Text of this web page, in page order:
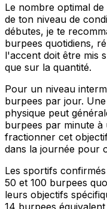
Le nombre optimal
de ton niveau de
débutes, je te
burpees quotidiens,
l'accent doit être mis
que sur la quantité.
Pour un niveau
burpees par jour.
physique peut
burpees par minute
fractionner cet
dans la journée pour
Les sportifs
50 et 100 burpees
leurs objectifs
14 burpees